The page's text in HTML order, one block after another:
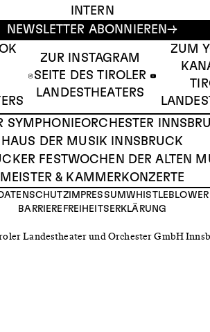
INTERN
NEWSLETTER ABONNIEREN
ZUR INSTAGRAM
SEITE DES TIROLER
LANDESTHEATERS
ZUM
SYMPHONIEORCHESTER
HAUS DER MUSIK INNSBRUCK
FESTWOCHEN DER ALTEN
MEISTER & KAMMERKONZERTE
IMPRESSUMWHISTLEBLOWER
BARRIEREFREIHEITSERKLÄRUNG
Landestheater und Orchester GmbH